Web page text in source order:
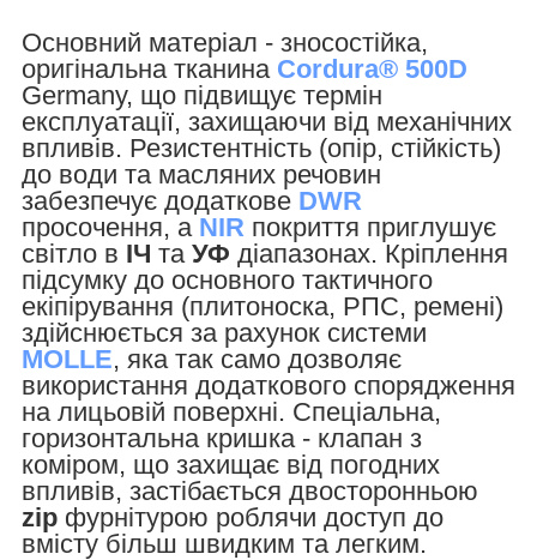
Основний матеріал - зносостійка,
оригінальна тканина Cordura® 500D
Germany, що підвищує термін
експлуатації, захищаючи від механічних
впливів. Резистентність (опір, стійкість)
до води та масляних речовин
забезпечує додаткове DWR
просочення, а NIR покриття приглушує
світло в ІЧ та УФ діапазонах. Кріплення
підсумку до основного тактичного
екіпірування (плитоноска, РПС, ремені)
здійснюється за рахунок системи
MOLLE, яка так само дозволяє
використання додаткового спорядження
на лицьовій поверхні. Спеціальна,
горизонтальна кришка - клапан з
коміром, що захищає від погодних
впливів, застібається двосторонньою
zip фурнітурою роблячи доступ до
вмісту більш швидким та легким.